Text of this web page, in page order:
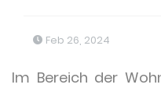
Feb 26, 2024
Im Bereich der